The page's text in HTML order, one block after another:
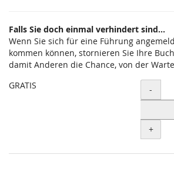
Falls Sie doch einmal verhindert sind...
Wenn Sie sich für eine Führung
kommen können, stornieren Sie Ihre
damit Anderen die Chance, von der
GRATIS
Menge
-
+